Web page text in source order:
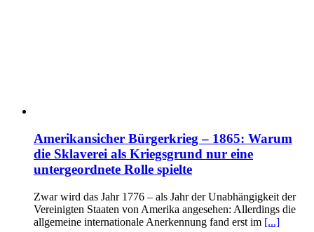
Amerikansicher Bürgerkrieg – 1865: Warum
die Sklaverei als Kriegsgrund nur eine
untergeordnete Rolle spielte
Zwar wird das Jahr 1776 – als Jahr der Unabhängigkeit der
Vereinigten Staaten von Amerika angesehen: Allerdings die
allgemeine internationale Anerkennung fand erst im [...]